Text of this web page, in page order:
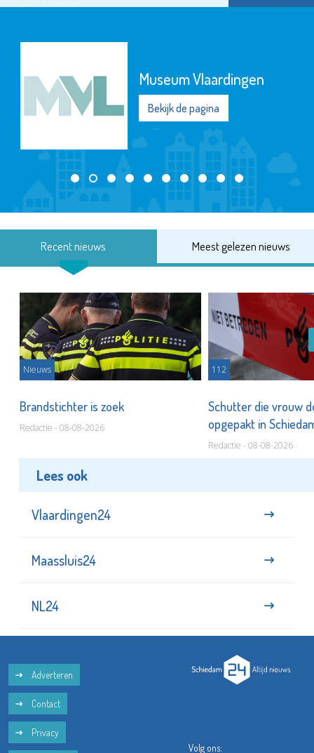
Museum Vlaardingen
Bekijk de pagina
Recent nieuws Meest gelezen nieuws
Nieuws
Brandstichter is zoek
Redactie - 08-08-2026
112
Schutter die vrouw
opgepakt in
Redactie - 08-08-2026
Lees ook
Vlaardingen24
Maassluis24
NL24
Adverteren
Contact
Privacy
Volg ons: